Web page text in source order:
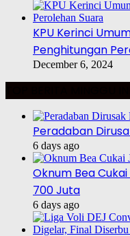
KPU Kerinci
Penghitungan
December 6, 2024
Peradaban
6 days ago
Oknum Bea
700 Juta
6 days ago